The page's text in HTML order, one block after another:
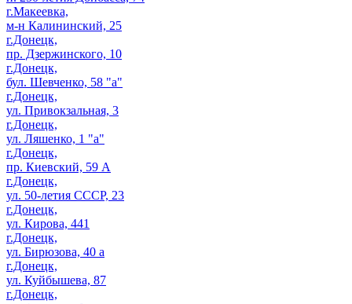
г.Макеевка,
м-н Калининский, 25
г.Донецк,
пр. Дзержинского, 10
г.Донецк,
бул. Шевченко, 58 "а"
г.Донецк,
ул. Привокзальная, 3
г.Донецк,
ул. Ляшенко, 1 "а"
г.Донецк,
пр. Киевский, 59 А
г.Донецк,
ул. 50-летия СССР, 23
г.Донецк,
ул. Кирова, 441
г.Донецк,
ул. Бирюзова, 40 а
г.Донецк,
ул. Куйбышева, 87
г.Донецк,